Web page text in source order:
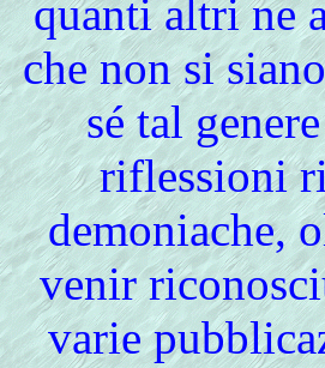
quanti altri ne
che non si
sé tal
riflessioni
demoniache,
venir
varie